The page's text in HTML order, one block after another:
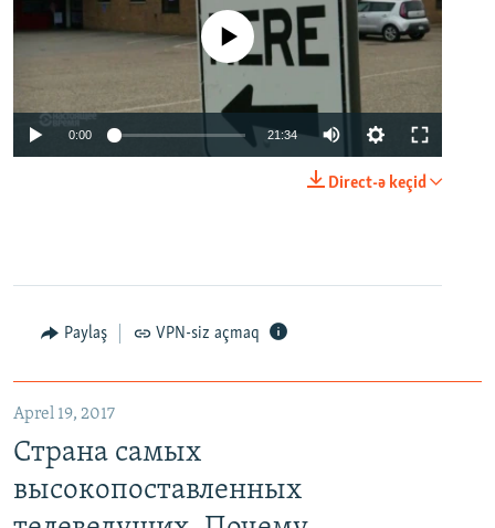
No media source currently available
0:00 21:34
Direct-ə keçid
Paylaş VPN-siz açmaq
Aprel 19, 2017
Страна самых
высокопоставленных